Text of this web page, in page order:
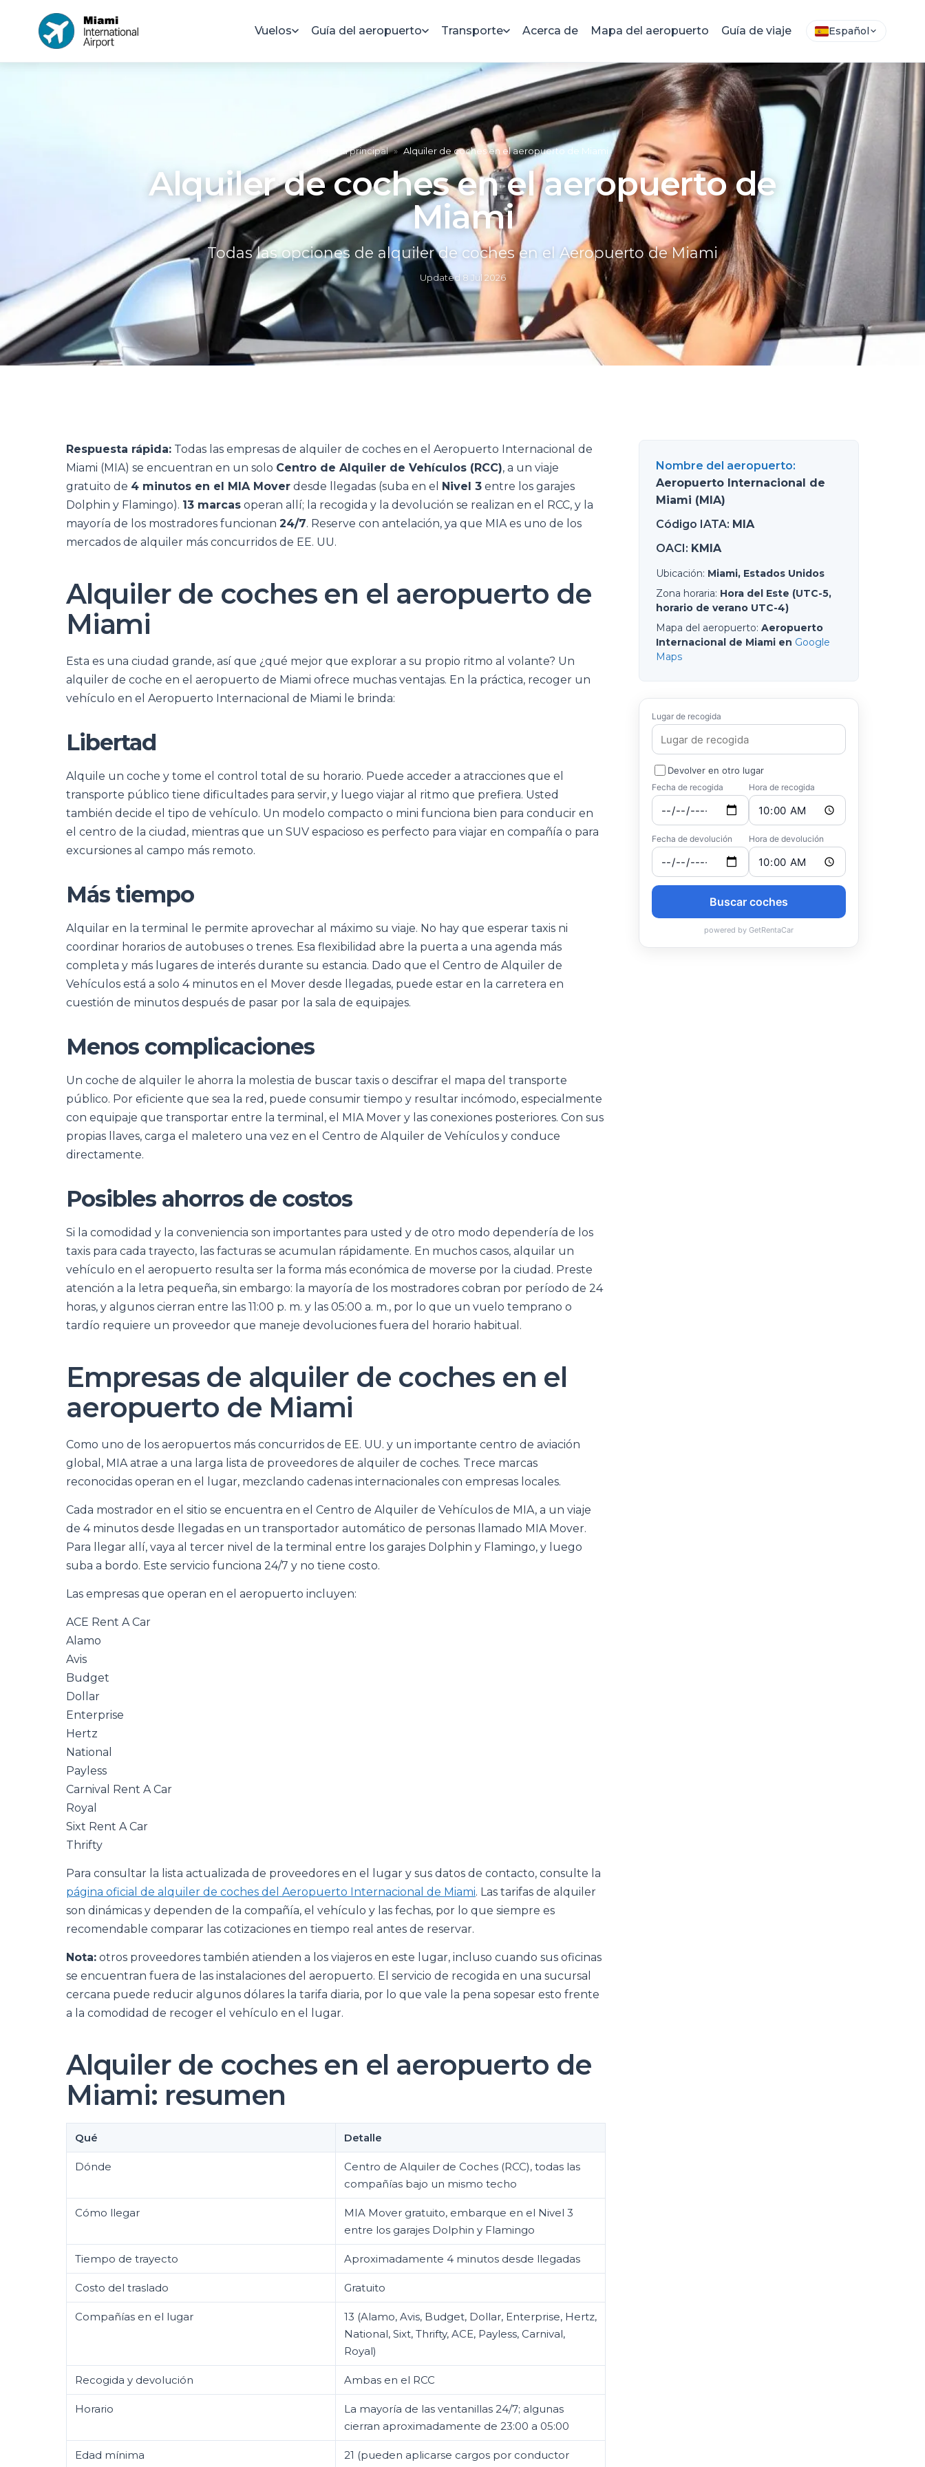
Vuelos Guía del aeropuerto Transporte Acerca de Mapa del aeropuerto Guía de viaje Español
Página principal » Alquiler de coches en el aeropuerto de Miami
Alquiler de coches en el aeropuerto de
Miami
Todas las opciones de alquiler de coches en el Aeropuerto de Miami
Updated 8 Jul 2026
Respuesta rápida: Todas las empresas de alquiler de coches en el Aeropuerto Internacional de
Miami (MIA) se encuentran en un solo Centro de Alquiler de Vehículos (RCC), a un viaje
gratuito de 4 minutos en el MIA Mover desde llegadas (suba en el Nivel 3 entre los garajes
Dolphin y Flamingo). 13 marcas operan allí; la recogida y la devolución se realizan en el RCC, y la
mayoría de los mostradores funcionan 24/7. Reserve con antelación, ya que MIA es uno de los
mercados de alquiler más concurridos de EE. UU.
Alquiler de coches en el aeropuerto de
Miami
Esta es una ciudad grande, así que ¿qué mejor que explorar a su propio ritmo al volante? Un
alquiler de coche en el aeropuerto de Miami ofrece muchas ventajas. En la práctica, recoger un
vehículo en el Aeropuerto Internacional de Miami le brinda:
Libertad
Alquile un coche y tome el control total de su horario. Puede acceder a atracciones que el
transporte público tiene dificultades para servir, y luego viajar al ritmo que prefiera. Usted
también decide el tipo de vehículo. Un modelo compacto o mini funciona bien para conducir en
el centro de la ciudad, mientras que un SUV espacioso es perfecto para viajar en compañía o para
excursiones al campo más remoto.
Más tiempo
Alquilar en la terminal le permite aprovechar al máximo su viaje. No hay que esperar taxis ni
coordinar horarios de autobuses o trenes. Esa flexibilidad abre la puerta a una agenda más
completa y más lugares de interés durante su estancia. Dado que el Centro de Alquiler de
Vehículos está a solo 4 minutos en el Mover desde llegadas, puede estar en la carretera en
cuestión de minutos después de pasar por la sala de equipajes.
Menos complicaciones
Un coche de alquiler le ahorra la molestia de buscar taxis o descifrar el mapa del transporte
público. Por eficiente que sea la red, puede consumir tiempo y resultar incómodo, especialmente
con equipaje que transportar entre la terminal, el MIA Mover y las conexiones posteriores. Con sus
propias llaves, carga el maletero una vez en el Centro de Alquiler de Vehículos y conduce
directamente.
Posibles ahorros de costos
Si la comodidad y la conveniencia son importantes para usted y de otro modo dependería de los
taxis para cada trayecto, las facturas se acumulan rápidamente. En muchos casos, alquilar un
vehículo en el aeropuerto resulta ser la forma más económica de moverse por la ciudad. Preste
atención a la letra pequeña, sin embargo: la mayoría de los mostradores cobran por período de 24
horas, y algunos cierran entre las 11:00 p. m. y las 05:00 a. m., por lo que un vuelo temprano o
tardío requiere un proveedor que maneje devoluciones fuera del horario habitual.
Empresas de alquiler de coches en el
aeropuerto de Miami
Como uno de los aeropuertos más concurridos de EE. UU. y un importante centro de aviación
global, MIA atrae a una larga lista de proveedores de alquiler de coches. Trece marcas
reconocidas operan en el lugar, mezclando cadenas internacionales con empresas locales.
Cada mostrador en el sitio se encuentra en el Centro de Alquiler de Vehículos de MIA, a un viaje
de 4 minutos desde llegadas en un transportador automático de personas llamado MIA Mover.
Para llegar allí, vaya al tercer nivel de la terminal entre los garajes Dolphin y Flamingo, y luego
suba a bordo. Este servicio funciona 24/7 y no tiene costo.
Las empresas que operan en el aeropuerto incluyen:
ACE Rent A Car
Alamo
Avis
Budget
Dollar
Enterprise
Hertz
National
Payless
Carnival Rent A Car
Royal
Sixt Rent A Car
Thrifty
Para consultar la lista actualizada de proveedores en el lugar y sus datos de contacto, consulte la
página oficial de alquiler de coches del Aeropuerto Internacional de Miami. Las tarifas de alquiler
son dinámicas y dependen de la compañía, el vehículo y las fechas, por lo que siempre es
recomendable comparar las cotizaciones en tiempo real antes de reservar.
Nota: otros proveedores también atienden a los viajeros en este lugar, incluso cuando sus oficinas
se encuentran fuera de las instalaciones del aeropuerto. El servicio de recogida en una sucursal
cercana puede reducir algunos dólares la tarifa diaria, por lo que vale la pena sopesar esto frente
a la comodidad de recoger el vehículo en el lugar.
Alquiler de coches en el aeropuerto de
Miami: resumen
Qué Detalle
Dónde
Centro de Alquiler de Coches (RCC), todas las
compañías bajo un mismo techo
Cómo llegar
MIA Mover gratuito, embarque en el Nivel 3
entre los garajes Dolphin y Flamingo
Tiempo de trayecto Aproximadamente 4 minutos desde llegadas
Costo del traslado Gratuito
Compañías en el lugar
13 (Alamo, Avis, Budget, Dollar, Enterprise, Hertz,
National, Sixt, Thrifty, ACE, Payless, Carnival,
Royal)
Recogida y devolución Ambas en el RCC
Horario
La mayoría de las ventanillas 24/7; algunas
cierran aproximadamente de 23:00 a 05:00
Edad mínima
21 (pueden aplicarse cargos por conductor
Nombre del aeropuerto:
Aeropuerto Internacional de
Miami (MIA)
Código IATA: MIA
OACI: KMIA
Ubicación: Miami, Estados Unidos
Zona horaria: Hora del Este (UTC-5,
horario de verano UTC-4)
Mapa del aeropuerto: Aeropuerto
Internacional de Miami en Google
Maps